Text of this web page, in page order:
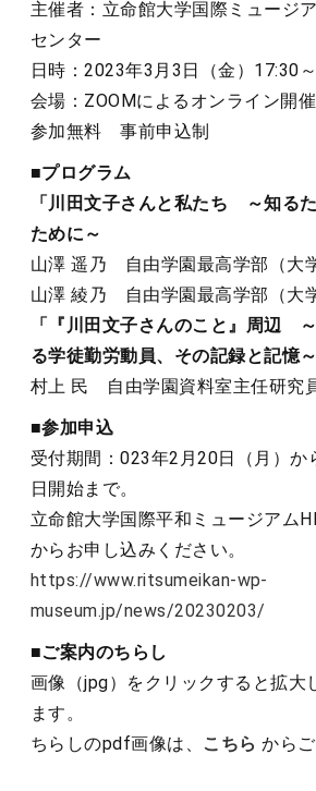
主催者：立命館大学国際ミュージ
センター
日時：2023年3月3日（金）17:30
会場：ZOOMによるオンライン開催
参加無料 事前申込制
■プログラム
「川田文子さんと私たち ～知る
ために～
山澤 遥乃 自由学園最高学部（大
山澤 綾乃 自由学園最高学部（大
「『川田文子さんのこと』周辺
る学徒勤労動員、その記録と記憶～
村上 民 自由学園資料室主任研究
■参加申込
受付期間：023年2月20日（月）か
日開始まで。
立命館大学国際平和ミュージアム
からお申し込みください。
https://www.ritsumeikan-wp-
museum.jp/news/20230203/
■ご案内のちらし
画像（jpg）をクリックすると拡大
ます。
ちらしのpdf画像は、 こちらから